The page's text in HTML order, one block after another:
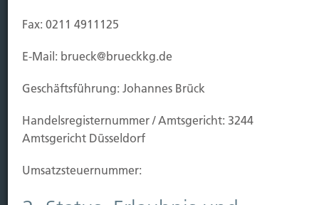
Leben
Vorsorgen
Kauf Grundstück
Baubeginn
Schaden
Fax: 0211 4911125
E-Mail: brueck@brueckkg.de
Geschäftsführung: Johannes Brück
Handels­registernummer / Amtsgericht: 3244
Amtsgericht Düsseldorf
Umsatzsteuer­nummer: